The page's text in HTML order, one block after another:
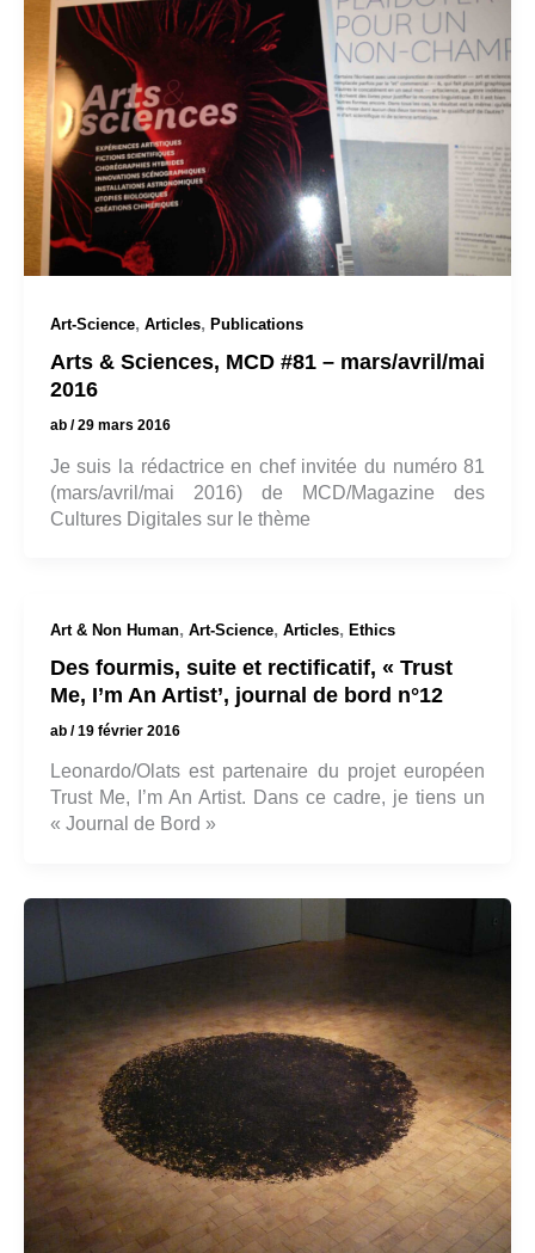
Art-Science, Articles, Publications
Arts & Sciences, MCD #81 – mars/avril/mai
2016
ab /29 mars 2016
Je suis la rédactrice en chef invitée du numéro 81
(mars/avril/mai 2016) de MCD/Magazine des
Cultures Digitales sur le thème
Art & Non Human, Art-Science, Articles, Ethics
Des fourmis, suite et rectificatif, « Trust
Me, I’m An Artist’, journal de bord n°12
ab /19 février 2016
Leonardo/Olats est partenaire du projet européen
Trust Me, I’m An Artist. Dans ce cadre, je tiens un
« Journal de Bord »